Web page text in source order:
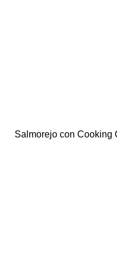
Salmorejo con Cooking